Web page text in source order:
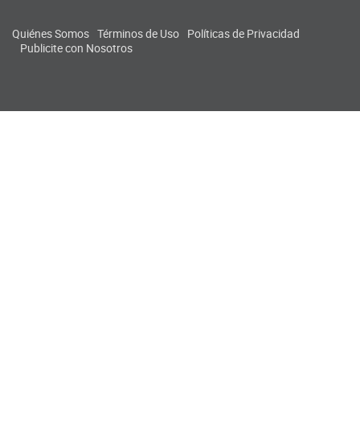
Quiénes Somos Términos de Uso Políticas de Privacidad
Publicite con Nosotros